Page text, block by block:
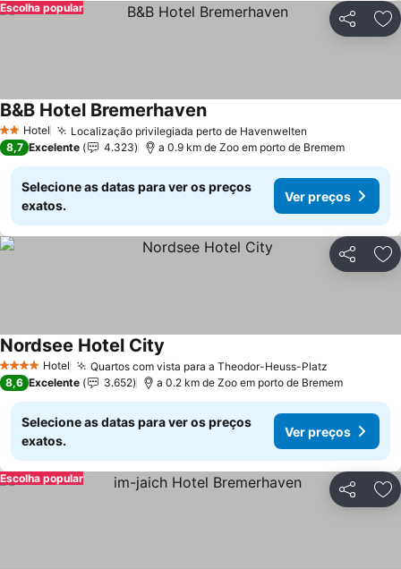
Partilhar
Escolha popular
2 Estrelas
Hotel Localização privilegiada perto de Havenwelten
B&B Hotel BremerhavenVer preços
8,7 Excelente 4.323 a 0.9 km de Zoo em porto de Bremem
Selecione as datas para ver os preços
exatos.
Ver preços
Partilhar
4 EstrelasHotel Quartos com vista para a Theodor-Heuss-Platz
Nordsee Hotel City
8,6 Excelente 3.652 a 0.2 km de Zoo em porto de Bremem
Selecione as datas para ver os preços
exatos.
Ver preços
Partilhar
Escolha popular